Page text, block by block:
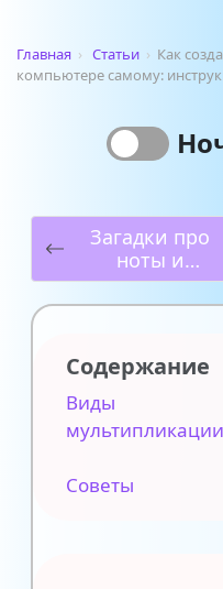
Главная › Статьи › Как
компьютере самому:
Загадки про
ноты и
музыкальные
загадки
Содержание
Виды
мультипликации
Советы